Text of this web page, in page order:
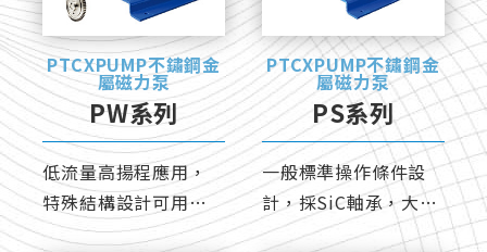
PTCXPUMP不鏽鋼金
屬磁力泵
PW系列
低流量高揚程應用，
特殊結構設計可用於
小流量及逆向運行。
PTCXPUMP不鏽鋼金
屬磁力泵
PS系列
一般標準操作條件設
計，採SiC軸承，大幅
減少磨損、延長使用